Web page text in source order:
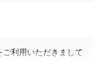
利用いただきまして